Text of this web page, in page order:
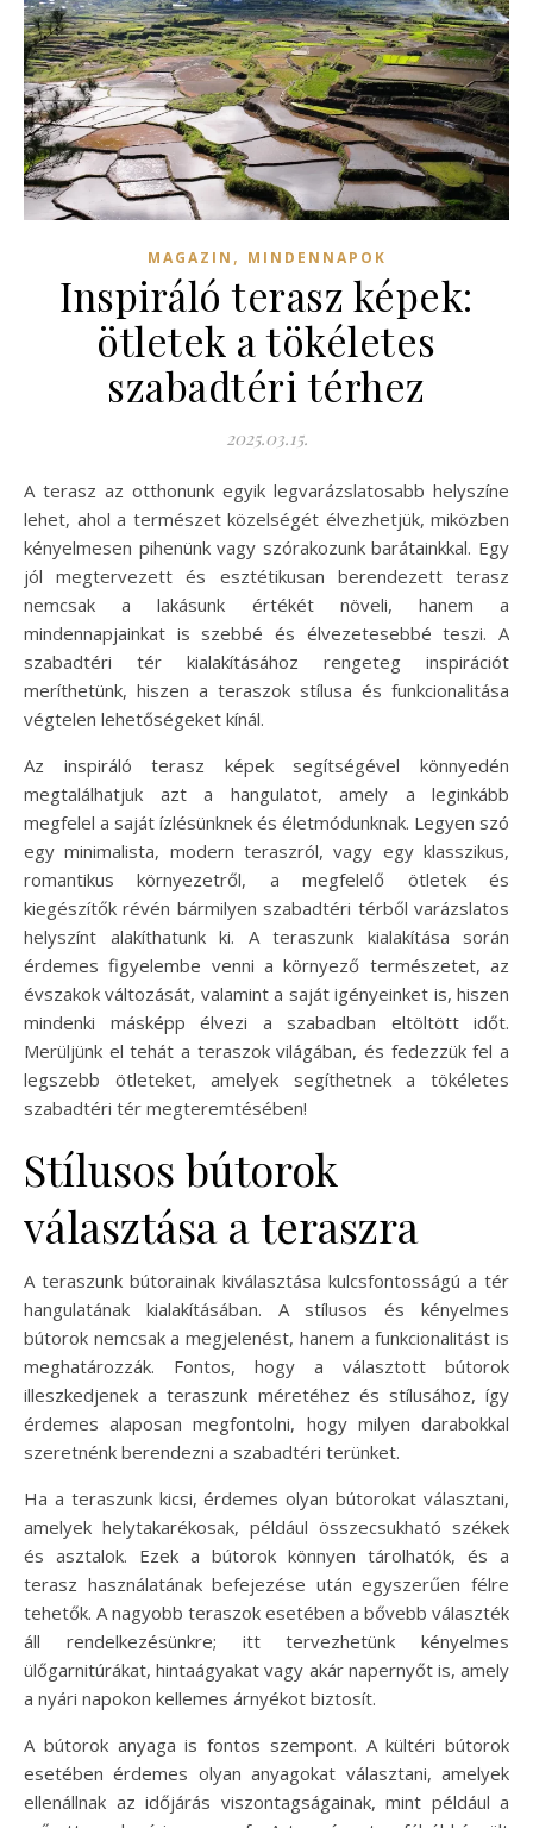
MAGAZIN , MINDENNAPOK
Inspiráló terasz képek:
ötletek a tökéletes
szabadtéri térhez
2025.03.15.
A terasz az otthonunk egyik legvarázslatosabb helyszíne
lehet, ahol a természet közelségét élvezhetjük, miközben
kényelmesen pihenünk vagy szórakozunk barátainkkal. Egy
jól megtervezett és esztétikusan berendezett terasz
nemcsak a lakásunk értékét növeli, hanem a
mindennapjainkat is szebbé és élvezetesebbé teszi. A
szabadtéri tér kialakításához rengeteg inspirációt
meríthetünk, hiszen a teraszok stílusa és funkcionalitása
végtelen lehetőségeket kínál.
Az inspiráló terasz képek segítségével könnyedén
megtalálhatjuk azt a hangulatot, amely a leginkább
megfelel a saját ízlésünknek és életmódunknak. Legyen szó
egy minimalista, modern teraszról, vagy egy klasszikus,
romantikus környezetről, a megfelelő ötletek és
kiegészítők révén bármilyen szabadtéri térből varázslatos
helyszínt alakíthatunk ki. A teraszunk kialakítása során
érdemes figyelembe venni a környező természetet, az
évszakok változását, valamint a saját igényeinket is, hiszen
mindenki másképp élvezi a szabadban eltöltött időt.
Merüljünk el tehát a teraszok világában, és fedezzük fel a
legszebb ötleteket, amelyek segíthetnek a tökéletes
szabadtéri tér megteremtésében!
Stílusos bútorok
választása a teraszra
A teraszunk bútorainak kiválasztása kulcsfontosságú a tér
hangulatának kialakításában. A stílusos és kényelmes
bútorok nemcsak a megjelenést, hanem a funkcionalitást is
meghatározzák. Fontos, hogy a választott bútorok
illeszkedjenek a teraszunk méretéhez és stílusához, így
érdemes alaposan megfontolni, hogy milyen darabokkal
szeretnénk berendezni a szabadtéri terünket.
Ha a teraszunk kicsi, érdemes olyan bútorokat választani,
amelyek helytakarékosak, például összecsukható székek
és asztalok. Ezek a bútorok könnyen tárolhatók, és a
terasz használatának befejezése után egyszerűen félre
tehetők. A nagyobb teraszok esetében a bővebb választék
áll rendelkezésünkre; itt tervezhetünk kényelmes
ülőgarnitúrákat, hintaágyakat vagy akár napernyőt is, amely
a nyári napokon kellemes árnyékot biztosít.
A bútorok anyaga is fontos szempont. A kültéri bútorok
esetében érdemes olyan anyagokat választani, amelyek
ellenállnak az időjárás viszontagságainak, mint például a